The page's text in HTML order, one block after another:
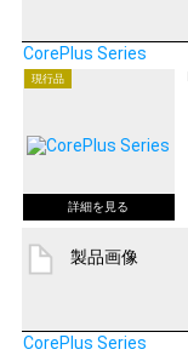
CorePlus Series
現行品
製品画像
CorePlus Series